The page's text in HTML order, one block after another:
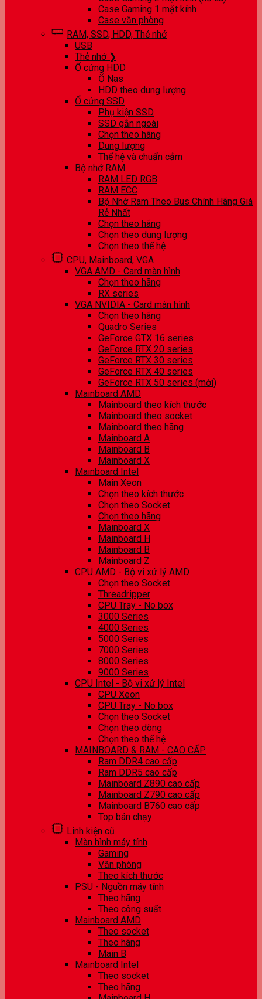
Case Gaming 1 mặt kính
Case văn phòng
RAM, SSD, HDD, Thẻ nhớ
USB
Thẻ nhớ ❯
Ổ cứng HDD
Ổ Nas
HDD theo dung lượng
Ổ cứng SSD
Phụ kiện SSD
SSD gắn ngoài
Chọn theo hãng
Dung lượng
Thế hệ và chuẩn cắm
Bộ nhớ RAM
RAM LED RGB
RAM ECC
Bộ Nhớ Ram Theo Bus Chính Hãng Giá
Rẻ Nhất
Chọn theo hãng
Chọn theo dung lượng
Chọn theo thế hệ
CPU, Mainboard, VGA
VGA AMD - Card màn hình
Chọn theo hãng
RX series
VGA NVIDIA - Card màn hình
Chọn theo hãng
Quadro Series
GeForce GTX 16 series
GeForce RTX 20 series
GeForce RTX 30 series
GeForce RTX 40 series
GeForce RTX 50 series (mới)
Mainboard AMD
Mainboard theo kích thước
Mainboard theo socket
Mainboard theo hãng
Mainboard A
Mainboard B
Mainboard X
Mainboard Intel
Main Xeon
Chọn theo kích thước
Chọn theo Socket
Chọn theo hãng
Mainboard X
Mainboard H
Mainboard B
Mainboard Z
CPU AMD - Bộ vi xử lý AMD
Chọn theo Socket
Threadripper
CPU Tray - No box
3000 Series
4000 Series
5000 Series
7000 Series
8000 Series
9000 Series
CPU Intel - Bộ vi xử lý Intel
CPU Xeon
CPU Tray - No box
Chọn theo Socket
Chọn theo dòng
Chọn theo thế hệ
MAINBOARD & RAM - CAO CẤP
Ram DDR4 cao cấp
Ram DDR5 cao cấp
Mainboard Z890 cao cấp
Mainboard Z790 cao cấp
Mainboard B760 cao cấp
Top bán chạy
Linh kiện cũ
Màn hình máy tính
Gaming
Văn phòng
Theo kích thước
PSU - Nguồn máy tính
Theo hãng
Theo công suất
Mainboard AMD
Theo socket
Theo hãng
Main B
Mainboard Intel
Theo socket
Theo hãng